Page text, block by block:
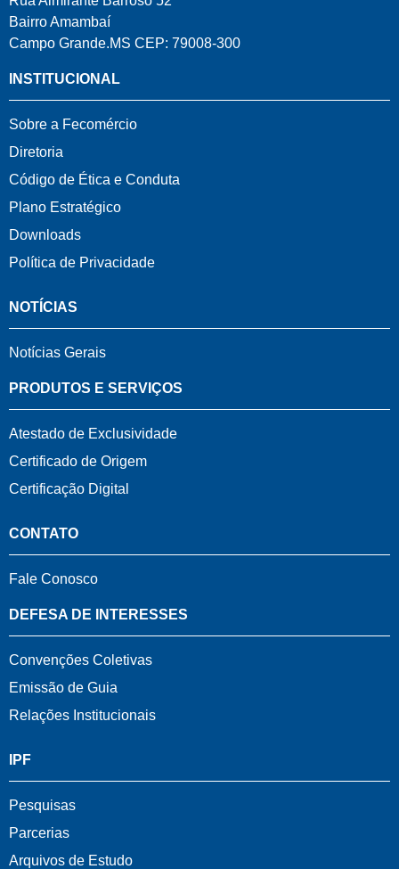
Bairro Amambaí
Campo Grande.MS CEP: 79008-300
INSTITUCIONAL
Sobre a Fecomércio
Diretoria
Código de Ética e Conduta
Plano Estratégico
Downloads
Política de Privacidade
NOTÍCIAS
Notícias Gerais
PRODUTOS E SERVIÇOS
Atestado de Exclusividade
Certificado de Origem
Certificação Digital
CONTATO
Fale Conosco
DEFESA DE INTERESSES
Convenções Coletivas
Emissão de Guia
Relações Institucionais
IPF
Pesquisas
Parcerias
Arquivos de Estudo